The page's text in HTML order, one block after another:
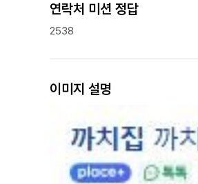
연락처 미션 정답
2538
이미지 설명